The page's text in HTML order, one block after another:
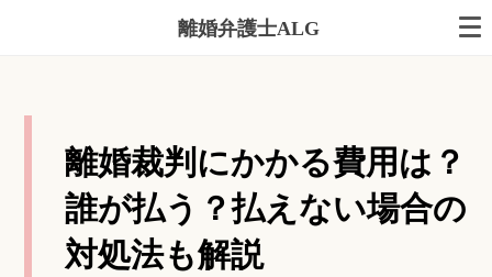
離婚弁護士ALG
離婚裁判にかかる費用は？
誰が払う？払えない場合の
対処法も解説